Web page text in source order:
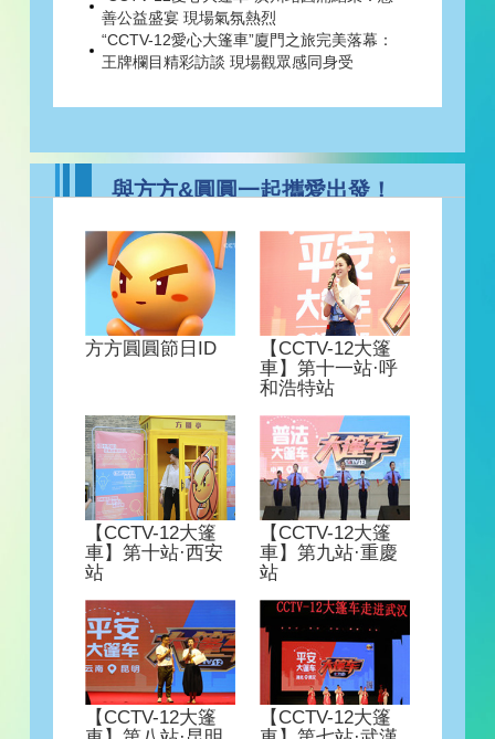
善公益盛宴 現場氣氛熱烈
“CCTV-12愛心大篷車”廈門之旅完美落幕：
王牌欄目精彩訪談 現場觀眾感同身受
“CCTV-12普法大篷車”駛入杭州 觀眾不懼炎
六朝古都江蘇南京順利舉辦“CCTV-12大篷車
地面推廣活動”群眾熱情參與 反響熱烈
你解鎖
“CCTV-12媒體與企業社會責任高峰論壇”山
東濟南站圓滿落幕
【約一波】CCTV-12方方&圓圓三里屯首次
亮相，我們萌着呢！
愛心凝聚力量，與方方&圓圓一起攜愛出
央視首個頻道卡通品牌形象方方圓圓進校園
外風情
“CCTV-12愛心大篷車”駛進西安 邂逅魅力古
都
“CCTV-12普法大篷車”重慶之旅 感受巴渝文
化
“CCTV-12平安大篷車”與您相約春城昆明
“CCTV-12平安大篷車”武漢一日行 有你才精
彩
“CCTV-12愛心大篷車”廣州站圓滿結束：慈
善公益盛宴 現場氣氛熱烈
“CCTV-12愛心大篷車”廈門之旅完美落幕：
王牌欄目精彩訪談 現場觀眾感同身受
“CCTV-12普法大篷車”駛入杭州 觀眾不懼炎
熱積極參與
與方方&圓圓一起攜愛出發！
方方圓圓節日ID
【CCTV-12大篷
車】第十一站·呼
和浩特站
【CCTV-12大篷
車】第十站·西安
站
【CCTV-12大篷
車】第九站·重慶
站
【CCTV-12大篷
【CCTV-12大篷